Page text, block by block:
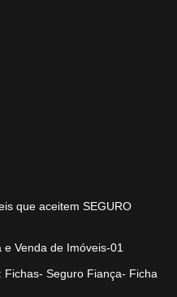
que aceitem SEGURO
Venda de Imóveis-01
Fichas- Seguro Fiança- Ficha